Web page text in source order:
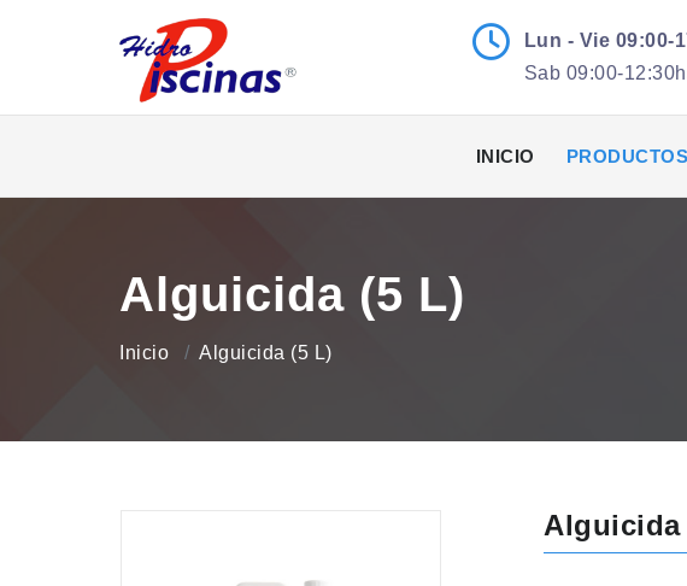
Lun - Vie 09:00-
Sab 09:00-
INICIO PRODUCTOS
Alguicida (5 L)
Inicio Alguicida (5 L)
Alguicida